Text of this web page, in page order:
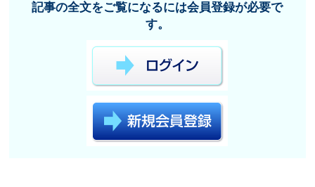
記事の全文をご覧になるには会員登録が必要で
す。